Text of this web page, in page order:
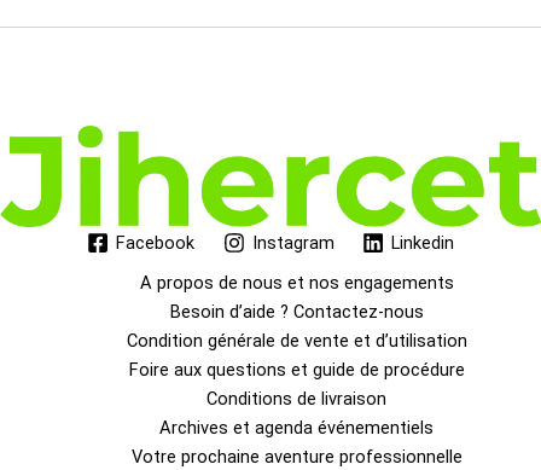
Facebook Instagram
Linkedin
A propos de nous et nos engagements
Besoin d’aide ? Contactez-nous
Condition générale de vente et d’utilisation
Foire aux questions et guide de procédure
Conditions de livraison
Archives et agenda événementiels
Votre prochaine aventure professionnelle